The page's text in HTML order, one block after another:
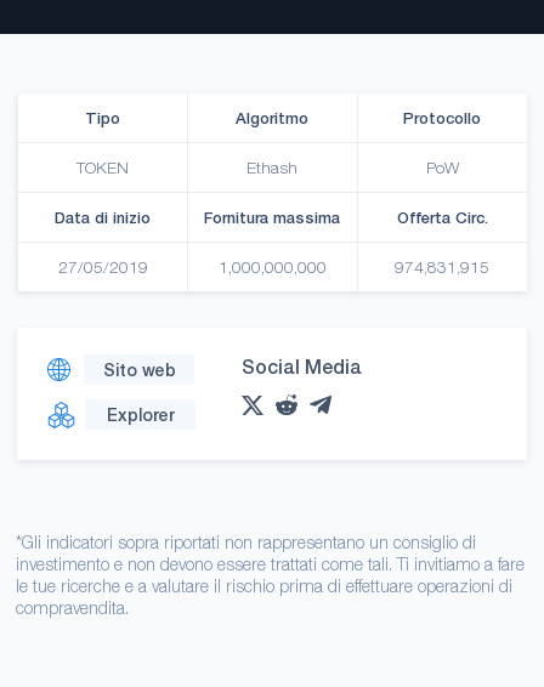
Tipo
TOKEN
Algoritmo
Ethash
Protocollo
PoW
Data di inizio
27/05/2019
Fornitura massima
1,000,000,000
Offerta Circ.
974,831,915
Sito web
Explorer
Social Media
*Gli indicatori sopra riportati non rappresentano un consiglio di
investimento e non devono essere trattati come tali. Ti invitiamo a fare
le tue ricerche e a valutare il rischio prima di effettuare operazioni di
compravendita.